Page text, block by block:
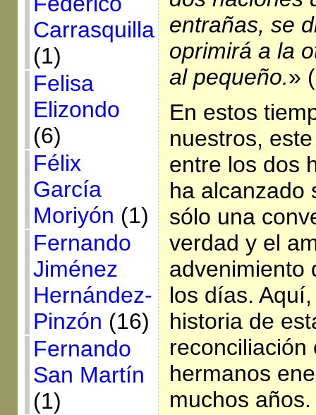
Carrasquilla
(1)
Felisa
Elizondo
(6)
Félix
García
Moriyón (1)
Fernando
Jiménez
Hernández-
Pinzón (16)
Fernando
San Martín
(1)
entrañas, se
oprimirá a la
al pequeño.»
En estos
nuestros,
entre los dos
ha alcanzado
sólo una
verdad y el
advenimiento
los días.
historia de
reconciliación
hermanos
muchos años.